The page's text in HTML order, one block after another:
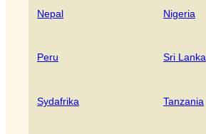
Nepal Nigeria
Peru Sri Lanka
Sydafrika Tanzania